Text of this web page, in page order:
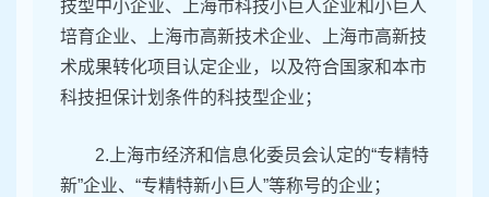
技型中小企业、上海市科技小巨人企业和小巨人
培育企业、上海市高新技术企业、上海市高新技
术成果转化项目认定企业，以及符合国家和本市
科技担保计划条件的科技型企业；
2.上海市经济和信息化委员会认定的“专精特
新”企业、“专精特新小巨人”等称号的企业；